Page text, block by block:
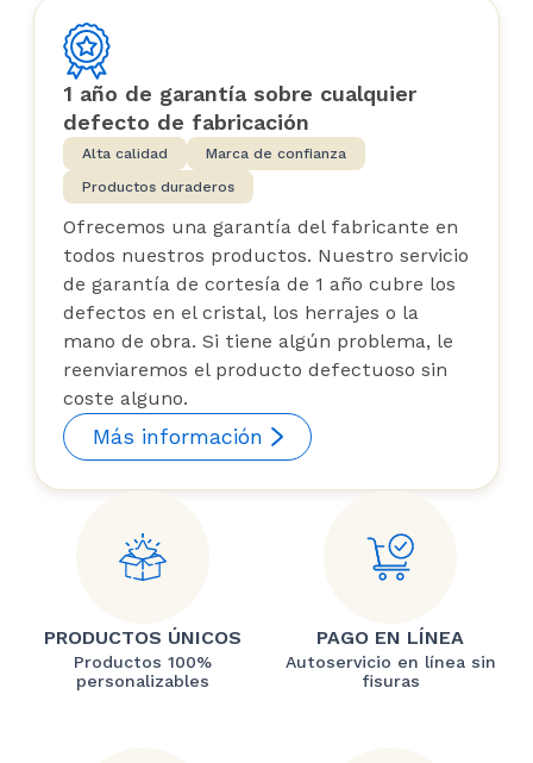
1 año de garantía sobre cualquier
defecto de fabricación
Alta calidad
Marca de confianza
Productos duraderos
Ofrecemos una garantía del fabricante en
todos nuestros productos. Nuestro servicio
de garantía de cortesía de 1 año cubre los
defectos en el cristal, los herrajes o la
mano de obra. Si tiene algún problema, le
reenviaremos el producto defectuoso sin
coste alguno.
Más información
PRODUCTOS ÚNICOS
Productos 100%
personalizables
PAGO EN LÍNEA
Autoservicio en línea sin
fisuras